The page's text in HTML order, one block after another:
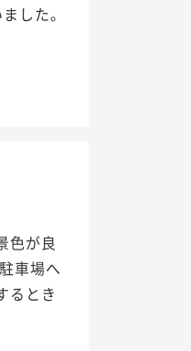
した。
色が良
車場へ
るとき